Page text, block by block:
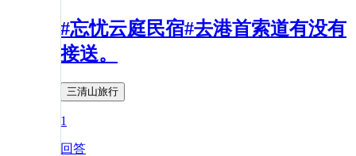
#忘忧云庭民宿#去港首索道有没有
接送。
三清山旅行
1
回答